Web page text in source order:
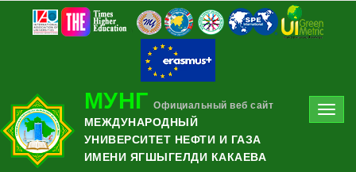
МУНГ Официальный веб сайт
МЕЖДУНАРОДНЫЙ
УНИВЕРСИТЕТ НЕФТИ И ГАЗА
ИМЕНИ ЯГШЫГЕЛДИ КАКАЕВА